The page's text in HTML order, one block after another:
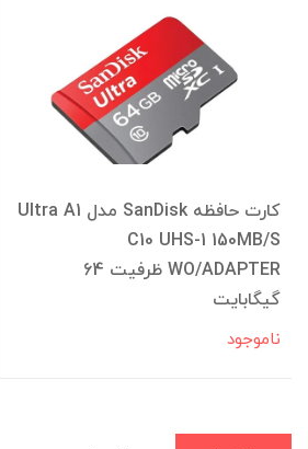
کارت حافظه SanDisk مدل Ultra A1
C10 UHS-1 150MB/S
WO/ADAPTER ظرفیت 64
گیگابایت
ناموجود